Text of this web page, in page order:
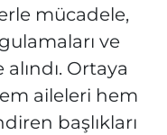
mücadele,
ve
Ortaya
aileleri hem
başlıkları